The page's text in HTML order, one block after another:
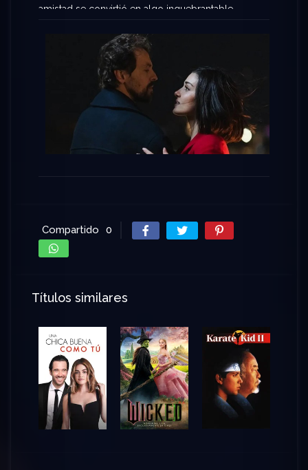
amistad se convirtió en algo inquebrantable.
Compartido 0
Títulos similares